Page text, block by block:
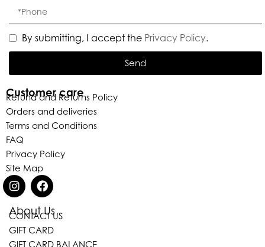
About Us
CONTACT US
GIFT CARD
GIFT CARD BALANCE
Customer care
Refund and Returns Policy
Orders and deliveries
Terms and Conditions
FAQ
Privacy Policy
Site Map
By submitting, I accept the Privacy Policy.
Send
Eleganza Israel